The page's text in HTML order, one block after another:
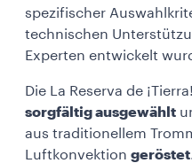
spezifischer
technischen
Experten entwickelt
Die La Reserva de
sorgfältig ausgewählt
aus traditionellem
Luftkonvektion geröstet